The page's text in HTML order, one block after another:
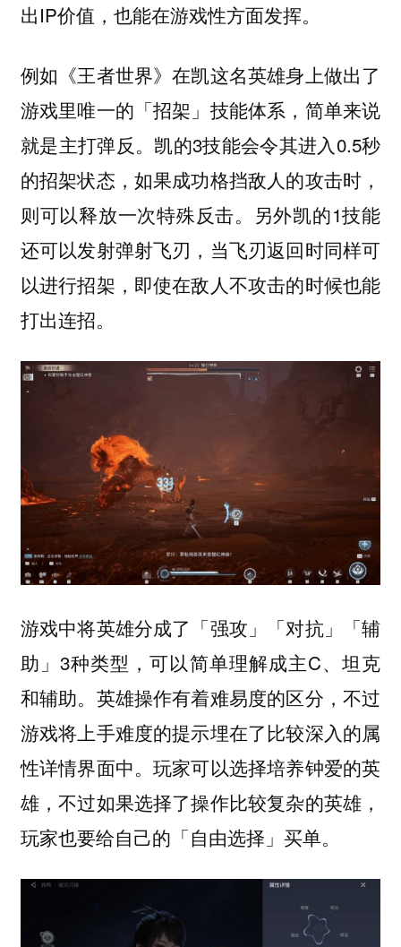
出IP价值，也能在游戏性方面发挥。
例如《王者世界》在凯这名英雄身上做出了
游戏里唯一的「招架」技能体系，简单来说
就是主打弹反。凯的3技能会令其进入0.5秒
的招架状态，如果成功格挡敌人的攻击时，
则可以释放一次特殊反击。另外凯的1技能
还可以发射弹射飞刃，当飞刃返回时同样可
以进行招架，即使在敌人不攻击的时候也能
打出连招。
游戏中将英雄分成了「强攻」「对抗」「辅
助」3种类型，可以简单理解成主C、坦克
和辅助。英雄操作有着难易度的区分，不过
游戏将上手难度的提示埋在了比较深入的属
性详情界面中。玩家可以选择培养钟爱的英
雄，不过如果选择了操作比较复杂的英雄，
玩家也要给自己的「自由选择」买单。